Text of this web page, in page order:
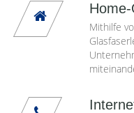
Mithilfe